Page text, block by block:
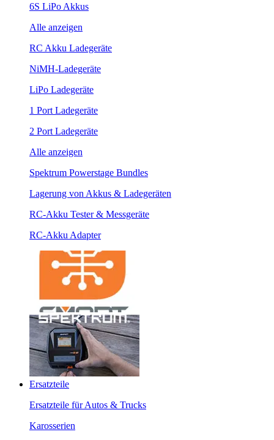
6S LiPo Akkus
Alle anzeigen
RC Akku Ladegeräte
NiMH-Ladegeräte
LiPo Ladegeräte
1 Port Ladegeräte
2 Port Ladegeräte
Alle anzeigen
Spektrum Powerstage Bundles
Lagerung von Akkus & Ladegeräten
RC-Akku Tester & Messgeräte
RC-Akku Adapter
Ersatzteile
Ersatzteile für Autos & Trucks
Karosserien